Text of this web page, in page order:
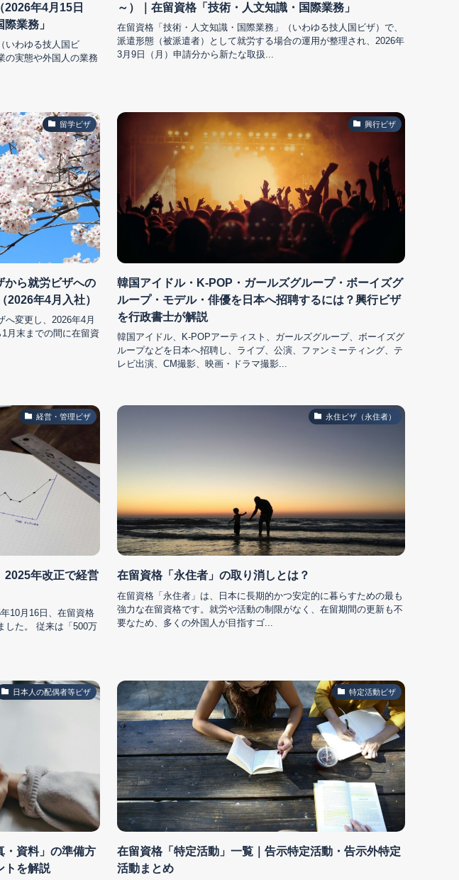
年4月15日
業務」
いわゆる技人国ビ
の実態や外国人の業務
～）｜在留資格「技術・人文知識・国際業務」
在留資格「技術・人文知識・国際業務」（いわゆる技人国ビザ）で、
派遣形態（被派遣者）として就労する場合の運用が整理され、2026年
3月9日（月）申請分から新たな取扱...
留学ビザ
から就労ビザへの
年4月入社）
へ変更し、2026年4月
月末までの間に在留資
興行ビザ
韓国アイドル・K-POP・ガールズグループ・ボーイズグ
ループ・モデル・俳優を日本へ招聘するには？興行ビザ
を行政書士が解説
韓国アイドル、K-POPアーティスト、ガールズグループ、ボーイズグ
ループなどを日本へ招聘し、ライブ、公演、ファンミーティング、テ
レビ出演、CM撮影、映画・ドラマ撮影...
経営・管理ビザ
2025年改正で経営
10月16日、在留資格
した。 従来は「500万
永住ビザ（永住者）
在留資格「永住者」の取り消しとは？
在留資格「永住者」は、日本に長期的かつ安定的に暮らすための最も
強力な在留資格です。就労や活動の制限がなく、在留期間の更新も不
要なため、多くの外国人が目指すゴ...
日本人の配偶者等ビザ
・資料」の準備方
トを解説
特定活動ビザ
在留資格「特定活動」一覧｜告示特定活動・告示外特定
活動まとめ